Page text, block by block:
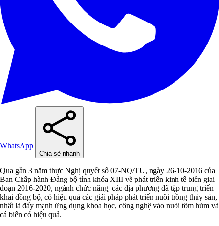
WhatsApp
Chia sẻ nhanh
Qua gần 3 năm thực Nghị quyết số 07-NQ/TU, ngày 26-10-2016 của
Ban Chấp hành Đảng bộ tỉnh khóa XIII về phát triển kinh tế biển giai
đoạn 2016-2020, ngành chức năng, các địa phương đã tập trung triển
khai đồng bộ, có hiệu quả các giải pháp phát triển nuôi trồng thủy sản,
nhất là đẩy mạnh ứng dụng khoa học, công nghệ vào nuôi tôm hùm và
cá biển có hiệu quả.